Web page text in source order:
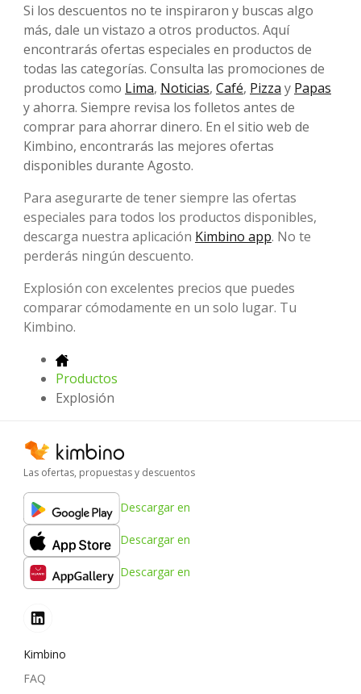
Si los descuentos no te inspiraron y buscas algo
más, dale un vistazo a otros productos. Aquí
encontrarás ofertas especiales en productos de
todas las categorías. Consulta las promociones de
productos como Lima, Noticias, Café, Pizza y Papas
y ahorra. Siempre revisa los folletos antes de
comprar para ahorrar dinero. En el sitio web de
Kimbino, encontrarás las mejores ofertas
disponibles durante Agosto.
Para asegurarte de tener siempre las ofertas
especiales para todos los productos disponibles,
descarga nuestra aplicación Kimbino app. No te
perderás ningún descuento.
Explosión con excelentes precios que puedes
comparar cómodamente en un solo lugar. Tu
Kimbino.
Productos
Explosión
Las ofertas, propuestas y descuentos
Descargar en
Descargar en
Descargar en
Kimbino
FAQ